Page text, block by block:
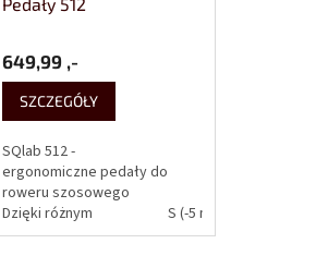
L (+8 mm) XL (+15 mm)
649,99 ,-
SZCZEGÓŁY
SQlab 512 -
ergonomiczne pedały do
​​roweru szosowego
Dzięki różnym
długościom osi daje
S (-5 mm)